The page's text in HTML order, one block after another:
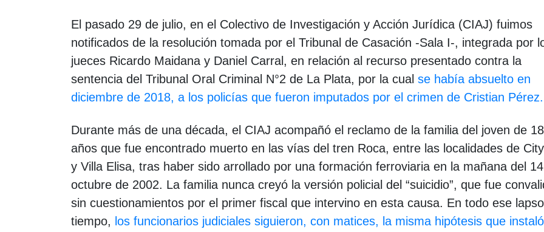
El pasado 29 de julio, en el Colectivo de Investigación y Acción Jurídica (CIAJ) fuimos
notificados de la resolución tomada por el Tribunal de Casación -Sala I-, integrada por
jueces Ricardo Maidana y Daniel Carral, en relación al recurso presentado contra la
sentencia del Tribunal Oral Criminal N°2 de La Plata, por la cual se había absuelto en
diciembre de 2018, a los policías que fueron imputados por el crimen de Cristian Pérez.
Durante más de una década, el CIAJ acompañó el reclamo de la familia del joven de 18
años que fue encontrado muerto en las vías del tren Roca, entre las localidades de
y Villa Elisa, tras haber sido arrollado por una formación ferroviaria en la mañana del
octubre de 2002. La familia nunca creyó la versión policial del “suicidio”, que fue
sin cuestionamientos por el primer fiscal que intervino en esta causa. En todo ese
tiempo, los funcionarios judiciales siguieron, con matices, la misma hipótesis que